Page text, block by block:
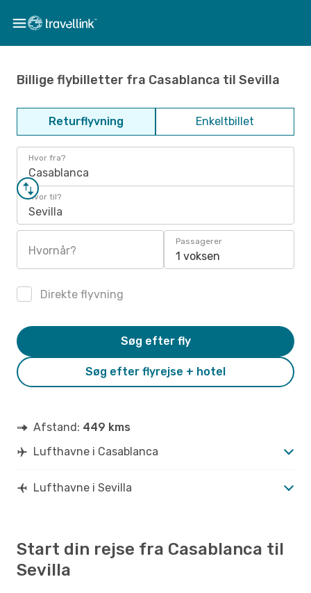
Billige flybilletter fra Casablanca til Sevilla
Returflyvning Enkeltbillet
Hvor fra?
Casablanca
Hvor til?
Sevilla
Hvornår?
Passagerer
1 voksen
Direkte flyvning
Søg efter flyrejse + hotel
Søg efter fly
Afstand: 449 kms
Lufthavne i Casablanca
Lufthavne i Sevilla
Start din rejse fra Casablanca til
Sevilla